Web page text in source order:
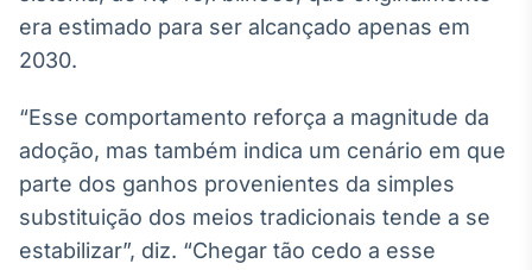
Widgets
Componentes
Broadcast
Wallboard
Conteúdos e
dados para
displays e telas
era estimado para ser alcançado apenas em
2030.
“Esse comportamento reforça a magnitude da
adoção, mas também indica um cenário em que
parte dos ganhos provenientes da simples
substituição dos meios tradicionais tende a se
estabilizar”, diz. “Chegar tão cedo a esse